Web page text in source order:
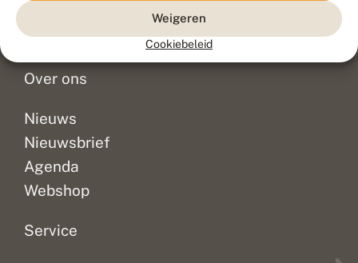
Weigeren
Cookiebeleid
Doneer
Over ons
Nieuws
Nieuwsbrief
Agenda
Webshop
Service